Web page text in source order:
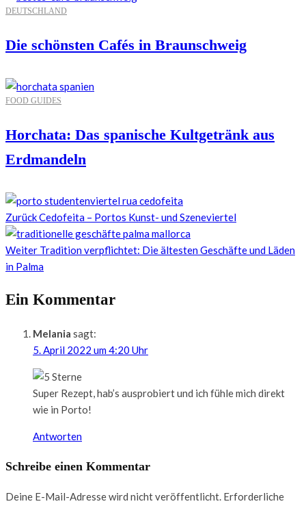
DEUTSCHLAND
Die schönsten Cafés in Braunschweig
FOOD GUIDES
Horchata: Das spanische Kultgetränk aus
Erdmandeln
ZurückCedofeita – Portos Kunst- und Szeneviertel
Weiter Tradition verpflichtet: Die ältesten Geschäfte und Läden
in Palma
Ein Kommentar
Melania sagt:
5. April 2022 um 4:20 Uhr
Super Rezept, hab’s ausprobiert und ich fühle mich direkt
wie in Porto!
Antworten
Schreibe einen Kommentar
Deine E-Mail-Adresse wird nicht veröffentlicht. Erforderliche